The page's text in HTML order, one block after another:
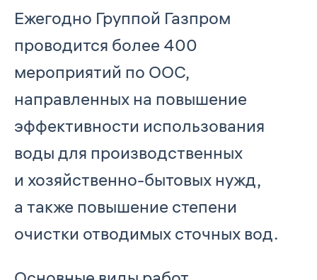
Ежегодно Группой Газпром
проводится более 400
мероприятий по ООС,
направленных на повышение
эффективности использования
воды для производственных
и хозяйственно-бытовых нужд,
а также повышение степени
очистки отводимых сточных вод.